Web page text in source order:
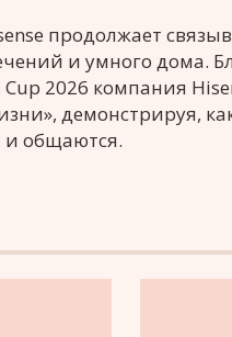
продолжает
и умного дома.
2026 компания
демонстрируя,
и общаются.